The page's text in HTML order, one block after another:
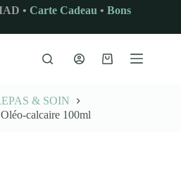
• Carte Cadeau • Bons
Panier
& SOIN
calcaire 100ml